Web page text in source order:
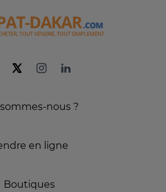
nous ?
en ligne
Boutiques